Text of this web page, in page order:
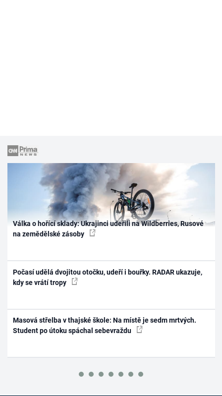
Válka o hořící sklady: Ukrajinci udeřili na Wildberries, Rusové
na zemědělské zásoby
Počasí udělá dvojitou otočku, udeří i bouřky. RADAR ukazuje,
kdy se vrátí tropy
Masová střelba v thajské škole: Na místě je sedm mrtvých.
Student po útoku spáchal sebevraždu